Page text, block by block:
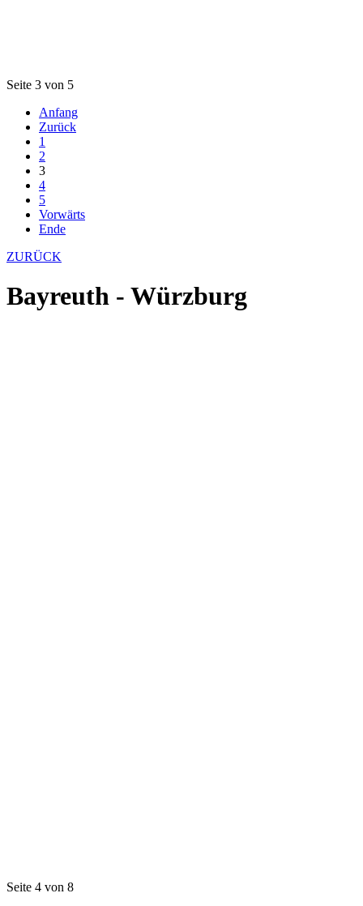
Seite 3 von 5
Anfang
Zurück
1
2
3
4
5
Vorwärts
Ende
ZURÜCK
Bayreuth - Würzburg
Seite 4 von 8